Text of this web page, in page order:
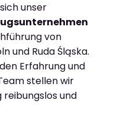
unser
von
und Ruda Śląska.
Erfahrung und
stellen wir
reibungslos und